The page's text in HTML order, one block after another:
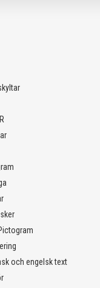
och engelsk text